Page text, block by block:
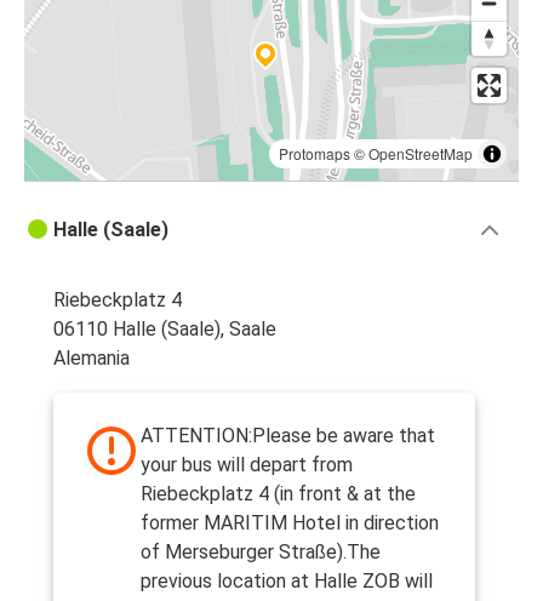
Protomaps©OpenStreetMap
Halle (Saale)
Riebeckplatz 4
06110 Halle (Saale), Saale
Alemania
ATTENTION:Please be aware that
your bus will depart from
Riebeckplatz 4 (in front & at the
former MARITIM Hotel in direction
of Merseburger Straße).The
previous location at Halle ZOB will